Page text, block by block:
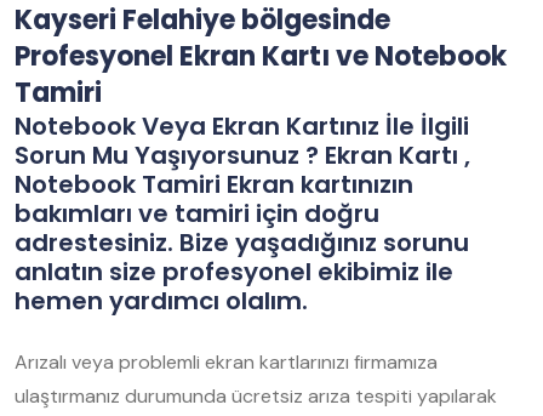
Kayseri Felahiye bölgesinde
Profesyonel Ekran Kartı ve Notebook
Tamiri
Notebook Veya Ekran Kartınız İle İlgili
Sorun Mu Yaşıyorsunuz ? Ekran Kartı ,
Notebook Tamiri Ekran kartınızın
bakımları ve tamiri için doğru
adrestesiniz. Bize yaşadığınız sorunu
anlatın size profesyonel ekibimiz ile
hemen yardımcı olalım.
Arızalı veya problemli ekran kartlarınızı firmamıza
ulaştırmanız durumunda ücretsiz arıza tespiti yapılarak